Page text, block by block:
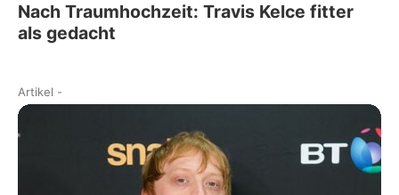
Nach Traumhochzeit: Travis Kelce fitter
als gedacht
Artikel -